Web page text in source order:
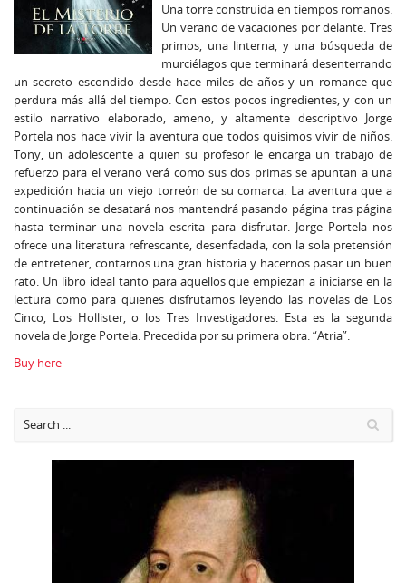
Una torre construida en tiempos romanos.
Un verano de vacaciones por delante. Tres
primos, una linterna, y una búsqueda de
murciélagos que terminará desenterrando
un secreto escondido desde hace miles de años y un romance que
perdura más allá del tiempo. Con estos pocos ingredientes, y con un
estilo narrativo elaborado, ameno, y altamente descriptivo Jorge
Portela nos hace vivir la aventura que todos quisimos vivir de niños.
Tony, un adolescente a quien su profesor le encarga un trabajo de
refuerzo para el verano verá como sus dos primas se apuntan a una
expedición hacia un viejo torreón de su comarca. La aventura que a
continuación se desatará nos mantendrá pasando página tras página
hasta terminar una novela escrita para disfrutar. Jorge Portela nos
ofrece una literatura refrescante, desenfadada, con la sola pretensión
de entretener, contarnos una gran historia y hacernos pasar un buen
rato. Un libro ideal tanto para aquellos que empiezan a iniciarse en la
lectura como para quienes disfrutamos leyendo las novelas de Los
Cinco, Los Hollister, o los Tres Investigadores. Esta es la segunda
novela de Jorge Portela. Precedida por su primera obra: “Atria”.
Buy here